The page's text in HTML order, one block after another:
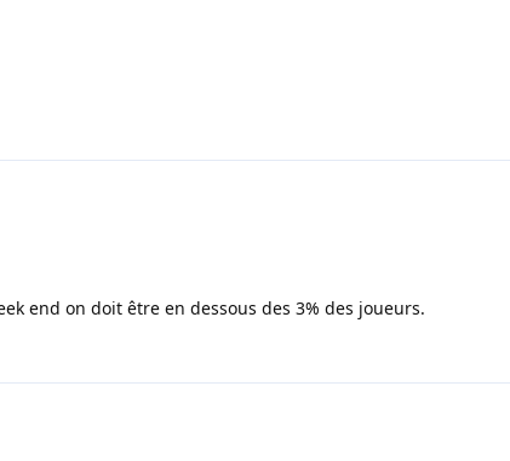
end on doit être en dessous des 3% des joueurs.